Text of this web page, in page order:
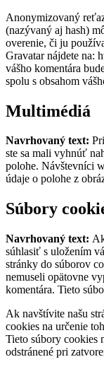
Anonymizovaný
(nazývaný aj hash)
overenie, či ju
Gravatar nájdete na:
vášho komentára
spolu s obsahom
Multimédiá
Navrhovaný text:
ste sa mali vyhnúť
polohe. Návštevníci
údaje o polohe z
Súbory
Navrhovaný text:
súhlasiť s uložením
stránky do súborov
nemuseli opätovne
komentára. Tieto
Ak navštívite našu
cookies na určenie
Tieto súbory cookies
odstránené pri